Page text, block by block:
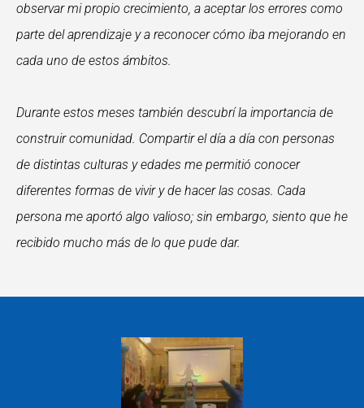
observar mi propio crecimiento, a aceptar los errores como
parte del aprendizaje y a reconocer cómo iba mejorando en
cada uno de estos ámbitos.
Durante estos meses también descubrí la importancia de
construir comunidad. Compartir el día a día con personas
de distintas culturas y edades me permitió conocer
diferentes formas de vivir y de hacer las cosas. Cada
persona me aportó algo valioso; sin embargo, siento que he
recibido mucho más de lo que pude dar.